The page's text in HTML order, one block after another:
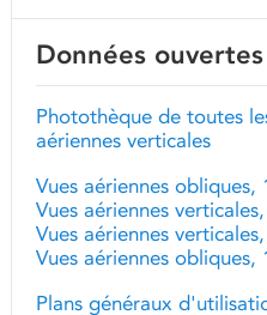
Données ouvertes
Photothèque de toutes
aériennes verticales
Vues aériennes obliques,
Vues aériennes
Vues aériennes
Vues aériennes obliques,
Plans généraux